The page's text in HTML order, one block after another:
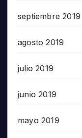
septiembre 2019
agosto 2019
julio 2019
junio 2019
mayo 2019